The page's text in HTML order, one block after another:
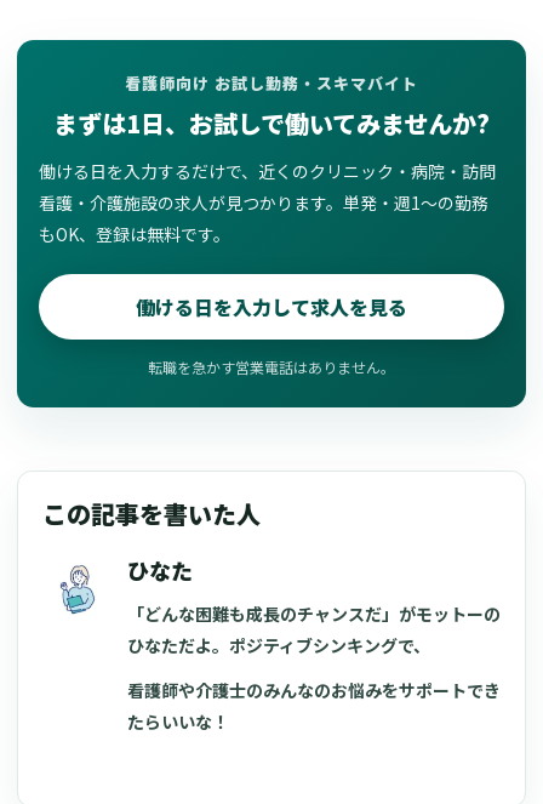
看護師向け お試し勤務・スキマバイト
まずは1日、お試しで働いてみませんか?
働ける日を入力するだけで、近くのクリニック・病院・訪問
看護・介護施設の求人が見つかります。単発・週1〜の勤務
もOK、登録は無料です。
働ける日を入力して求人を見る
転職を急かす営業電話はありません。
この記事を書いた人
ひなた
「どんな困難も成長のチャンスだ」がモットーの
ひなただよ。ポジティブシンキングで、
看護師や介護士のみんなのお悩みをサポートでき
たらいいな！